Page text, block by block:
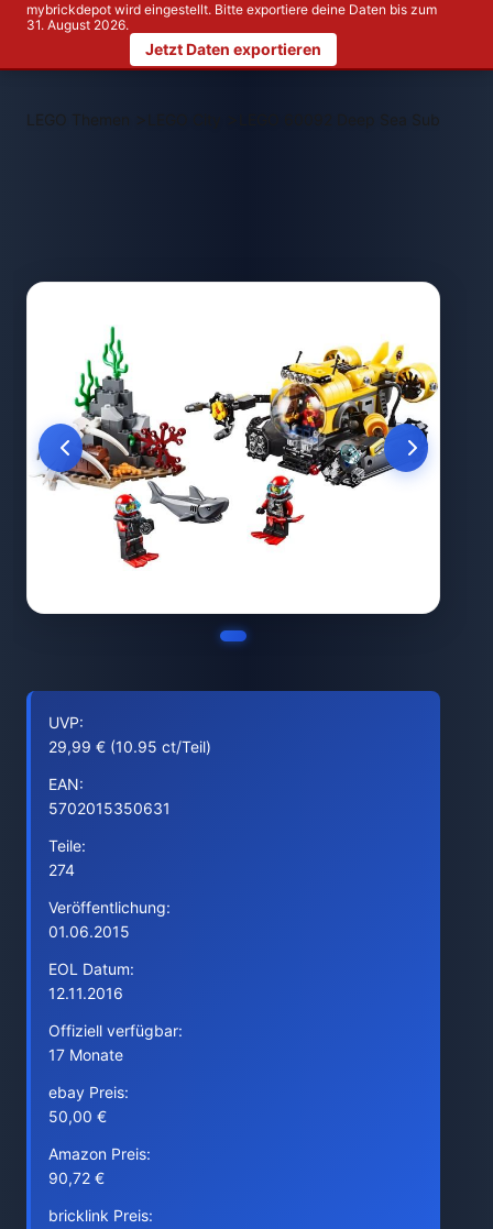
mybrickdepot wird eingestellt. Bitte exportiere deine Daten bis zum
31. August 2026.
Jetzt Daten exportieren
LEGO Themen > LEGO 60092 Deep Sea Submarine
UVP:
29,99 € (10.95 ct/Teil)
EAN:
5702015350631
Teile:
274
Veröffentlichung:
01.06.2015
EOL Datum:
12.11.2016
Offiziell verfügbar:
17 Monate
ebay Preis:
50,00 €
Amazon Preis:
90,72 €
bricklink Preis: